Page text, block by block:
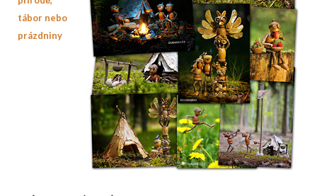
tábor nebo
prázdniny